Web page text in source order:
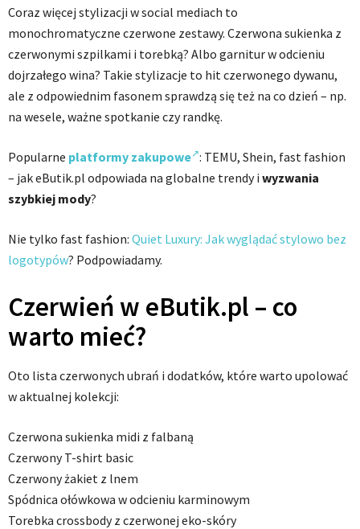
Coraz więcej stylizacji w social mediach to
monochromatyczne czerwone zestawy. Czerwona sukienka z
czerwonymi szpilkami i torebką? Albo garnitur w odcieniu
dojrzałego wina? Takie stylizacje to hit czerwonego dywanu,
ale z odpowiednim fasonem sprawdzą się też na co dzień – np.
na wesele, ważne spotkanie czy randkę.
Popularne platformy zakupowe : TEMU, Shein, fast fashion
– jak eButik.pl odpowiada na globalne trendy i wyzwania
szybkiej mody?
Nie tylko fast fashion: Quiet Luxury: Jak wyglądać stylowo bez
logotypów? Podpowiadamy.
Czerwień w eButik.pl – co
warto mieć?
Oto lista czerwonych ubrań i dodatków, które warto upolować
w aktualnej kolekcji:
Czerwona sukienka midi z falbaną
Czerwony T-shirt basic
Czerwony żakiet z lnem
Spódnica ołówkowa w odcieniu karminowym
Torebka crossbody z czerwonej eko-skóry